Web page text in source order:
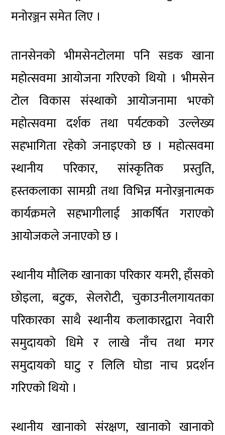
मनोरञ्जन समेत लिए ।
तानसेनको भीमसेनटोलमा पनि सडक खाना
महोत्सवमा आयोजना गरिएको थियो । भीमसेन
टोल विकास संस्थाको आयोजनामा भएको
महोत्सवमा दर्शक तथा पर्यटकको उल्लेख्य
सहभागिता रहेको जनाइएको छ । महोत्सवमा
स्थानीय परिकार, सांस्कृतिक प्रस्तुति,
हस्तकलाका सामग्री तथा विभिन्न मनोरञ्जनात्मक
कार्यक्रमले सहभागीलाई आकर्षित गराएको
आयोजकले जनाएको छ ।
स्थानीय मौलिक खानाका परिकार यःमरी, हाँसको
छोइला, बटुक, सेलरोटी, चुकाउनीलगायतका
परिकारका साथै स्थानीय कलाकारद्वारा नेवारी
समुदायको धिमे र लाखे नाँच तथा मगर
समुदायको घाटु र लिलि घोडा नाच प्रदर्शन
गरिएको थियो ।
स्थानीय खानाको संरक्षण, खानाको खानाको